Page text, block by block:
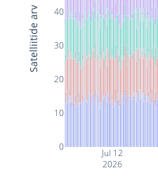
Jul 12
2026
0
10
20
30
40
Satelliitide arv